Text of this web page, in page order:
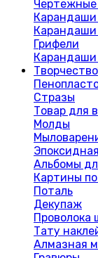
Карандаши
Грифели
Творчество
Стразы
Товар для
Молды
Альбомы
Картины
Поталь
Декупаж
Проволока
Тату
Алмазная